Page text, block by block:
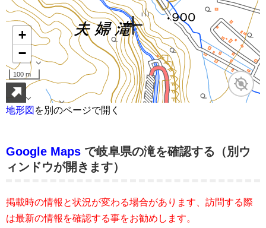
地形図 を別のページで開く
Google Maps で岐阜県の滝を確認する（別ウ
ィンドウが開きます）
掲載時の情報と状況が変わる場合があります、訪問する際
は最新の情報を確認する事をお勧めします。